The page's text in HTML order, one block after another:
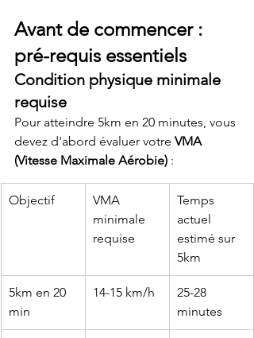
Avant de commencer :
pré-requis essentiels
Condition physique minimale
requise
Pour atteindre 5km en 20 minutes, vous
devez d'abord évaluer votre VMA
(Vitesse Maximale Aérobie) :
Objectif
VMA
minimale
requise
Temps
actuel
estimé sur
5km
5km en 20
min
14-15 km/h
25-28
minutes